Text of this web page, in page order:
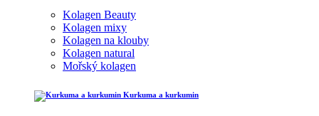
Kolagen Beauty
Kolagen mixy
Kolagen na klouby
Kolagen natural
Mořský kolagen
Kurkuma a kurkumin